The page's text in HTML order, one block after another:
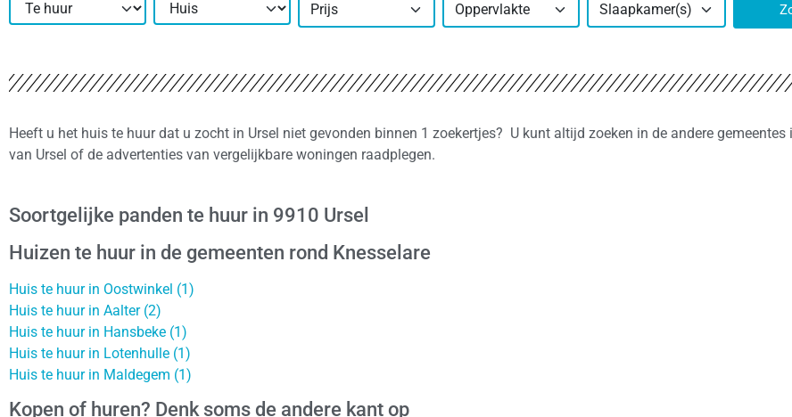
Prijs Oppervlakte Slaapkamer(s)
Heeft u het huis te huur dat u zocht in Ursel niet gevonden binnen 1 zoekertjes? U kunt altijd zoeken in de andere gemeentes
van Ursel of de advertenties van vergelijkbare woningen raadplegen.
Soortgelijke panden te huur in 9910 Ursel
Huizen te huur in de gemeenten rond Knesselare
Huis te huur in Oostwinkel (1)
Huis te huur in Aalter (2)
Huis te huur in Hansbeke (1)
Huis te huur in Lotenhulle (1)
Huis te huur in Maldegem (1)
Kopen of huren? Denk soms de andere kant op